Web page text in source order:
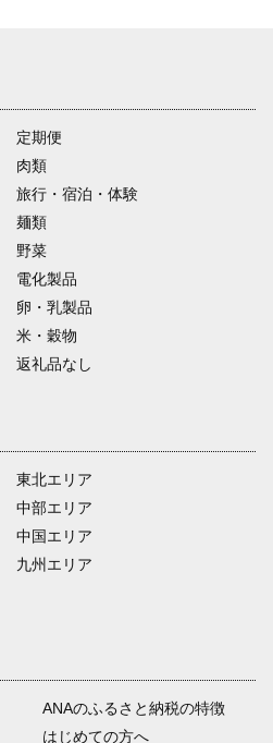
定期便
肉類
旅行・宿泊・体験
麺類
野菜
電化製品
卵・乳製品
米・穀物
返礼品なし
東北エリア
中部エリア
中国エリア
九州エリア
ANAのふるさと納税の特徴
はじめての方へ